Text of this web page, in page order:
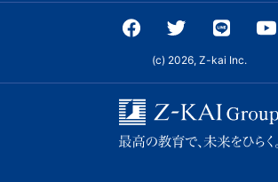
(c) 2026, Z-kai Inc.